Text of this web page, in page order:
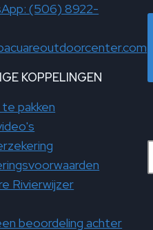
(506) 8922-
KOPPELINGEN
pakken
Rivierwijzer
beoordeling achter